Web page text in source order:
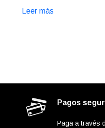
Leer más
Pagos
Paga a través